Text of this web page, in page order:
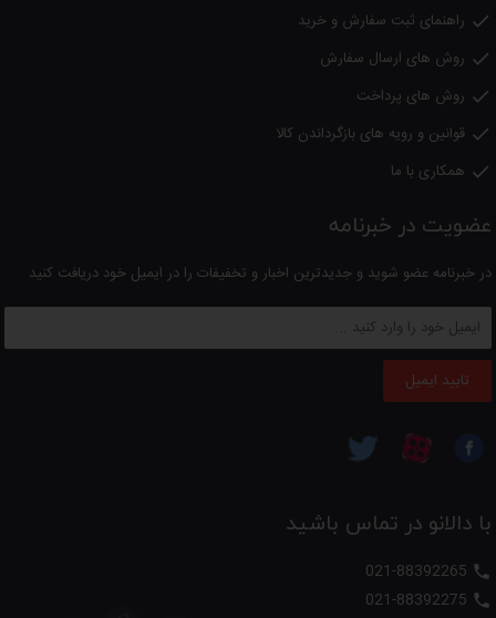
 راهنمای ثبت سفارش و خرید
 روش های ارسال سفارش
 روش های پرداخت
 قوانین و رویه های بازگرداندن کالا
 همکاری با ما
عضویت در خبرنامه
در خبرنامه عضو شوید و جدیدترین اخبار و تخفیفات را در ایمیل خود دریافت کنید
تایید ایمیل
با دالانو در تماس باشید

